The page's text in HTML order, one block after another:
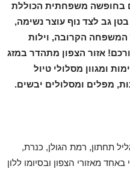
בחופשה משפחתית הכוללת
גב לצד נוף עוצר נשימה,
המשפחה הקרובה, וילות
אזור הצפון מתהדר במזג
ומגוון מסלולי טיול
מפלים ומסלולים יבשים.
תחתון, רמת הגולן, כנרת,
באחד מאזורי הצפון ובסיומו ללון